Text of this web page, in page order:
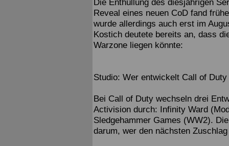
Reveal eines neuen CoD fand
wurde allerdings auch erst im
Kostich deutete bereits an, dass
Warzone liegen könnte:
Studio: Wer entwickelt Call of Duty
Bei Call of Duty wechseln drei
Activision durch: Infinity Ward
Sledgehammer Games (WW2).
darum, wer den nächsten